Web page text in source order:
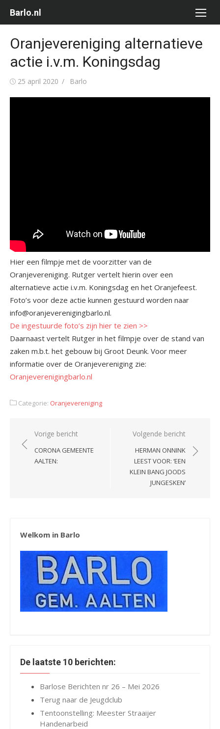
naar
inhoud
Barlo.nl
Oranjevereniging alternatieve
actie i.v.m. Koningsdag
Gepubliceerd
25 april 2020 Auteur
Barlo
Hier een filmpje met de voorzitter van de
Oranjevereniging. Rutger vertelt hierin over een
alternatieve actie i.v.m. Koningsdag en het Oranjefeest.
Foto’s voor deze actie kunnen gestuurd worden naar
info@oranjeverenigingbarlo.nl.
De ingestuurde foto’s zijn hier te zien >>
Daarnaast vertelt Rutger in het filmpje over de stand van
zaken m.b.t. het gebouw bij Groot Deunk. Voor meer
informatie over de Oranjevereniging zie:
Oranjeverenigingbarlo.nl
Categorie: Oranjevereniging
Bericht
navigatie
Vorige bericht
CORONA GEMEENTE
AALTEN:
Volgende bericht
HERMAN ONNINK
LEEST VOOR: ‘EEN
KLEIN BANG JOODS
JUNGESKEN’
Welkom in Barlo
De laatste 10 berichten:
Barlose Berichten nr 26 – Mei 2026
Terug naar de Jeugdclub
Tentoonstelling: Meester Straaijer
Handenarbeid